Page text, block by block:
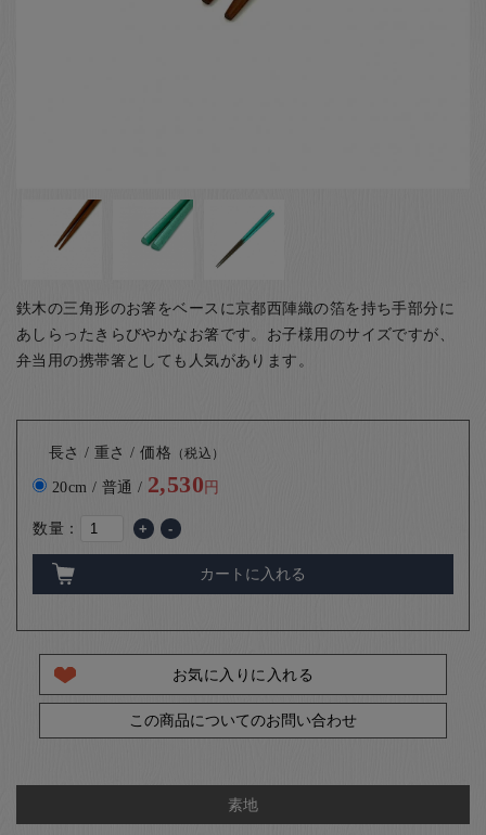
鉄木の三角形のお箸をベースに京都西陣織の箔を持ち手部分に
あしらったきらびやかなお箸です。お子様用のサイズですが、
弁当用の携帯箸としても人気があります。
長さ / 重さ / 価格 （税込）
20cm / 普通 / 2,530円
数量： + -
カートに入れる
お気に入りに入れる
この商品についてのお問い合わせ
素地